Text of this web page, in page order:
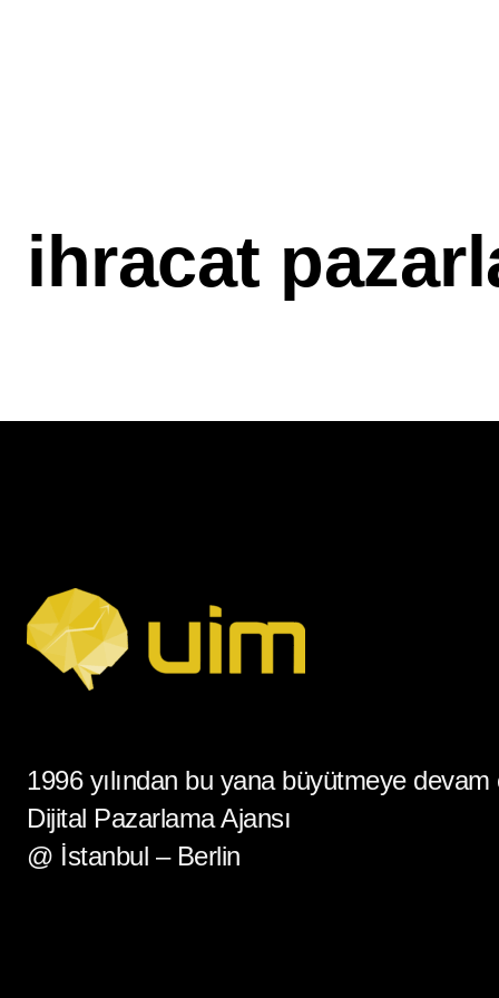
ihracat
1996 yılından bu yana büyütmeye devam
Dijital Pazarlama Ajansı
@ İstanbul – Berlin